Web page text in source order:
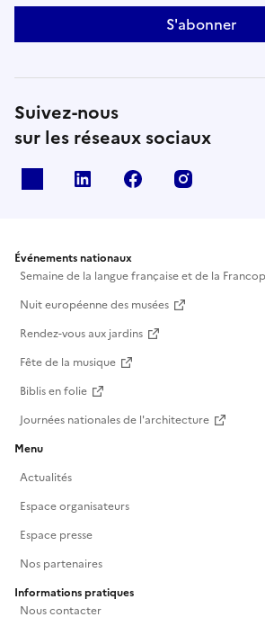
S'abonner
Suivez-nous
sur les réseaux sociaux
Linkedin Facebook
Événements nationaux
Semaine de la langue française et de la
Nuit européenne des musées
Rendez-vous aux jardins
Fête de la musique
Biblis en folie
Journées nationales de l'architecture
Menu
Actualités
Espace organisateurs
Espace presse
Nos partenaires
Informations pratiques
Nous contacter